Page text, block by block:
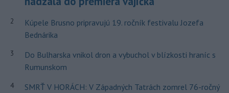
2
Kúpele Brusno pripravujú 19. ročník festivalu Jozefa
Bednárika
3
Do Bulharska vnikol dron a vybuchol v blízkosti hraníc s
Rumunskom
4
SMRŤ V HORÁCH: V Západných Tatrách zomrel 76-ročný